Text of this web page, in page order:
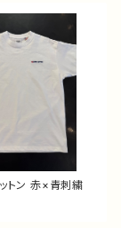
アメリカンコットン 赤×青刺繍